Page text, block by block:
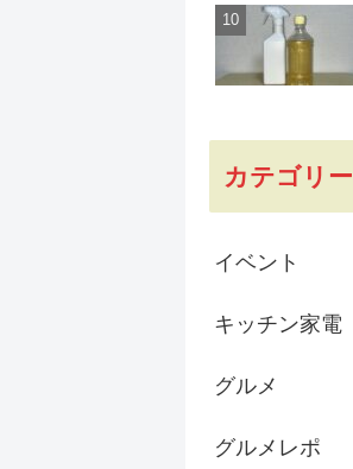
カテゴリー
イベント
キッチン家電
グルメ
グルメレポ